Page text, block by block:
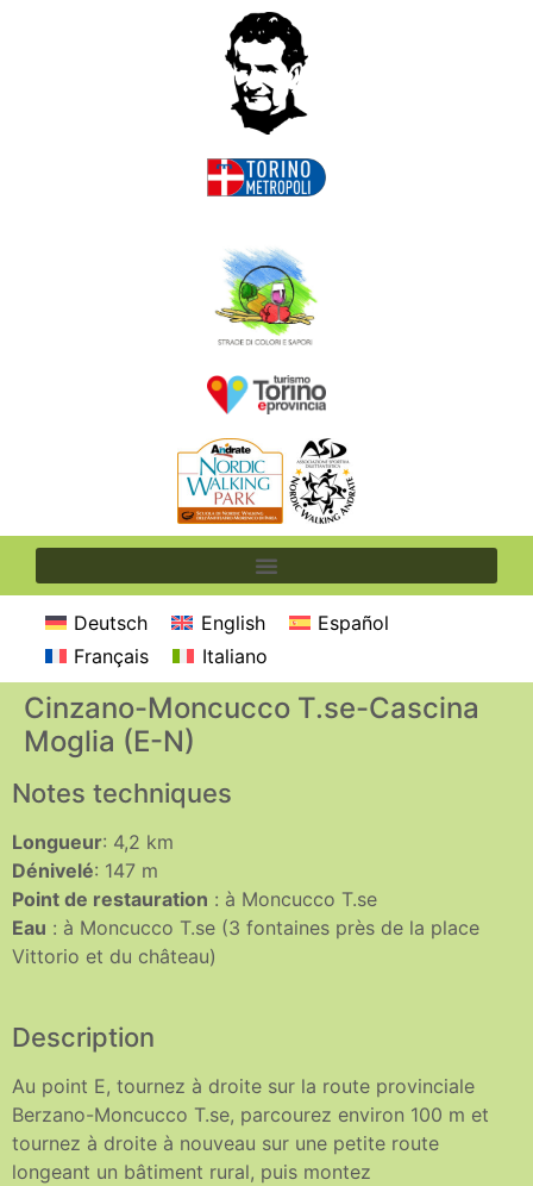
Deutsch English
Español
Français
Italiano
Cinzano-Moncucco T.se-Cascina
Moglia (E-N)
Notes techniques
Longueur: 4,2 km
Dénivelé: 147 m
Point de restauration : à Moncucco T.se
Eau : à Moncucco T.se (3 fontaines près de la place
Vittorio et du château)
Description
Au point E, tournez à droite sur la route provinciale
Berzano-Moncucco T.se, parcourez environ 100 m et
tournez à droite à nouveau sur une petite route
longeant un bâtiment rural, puis montez